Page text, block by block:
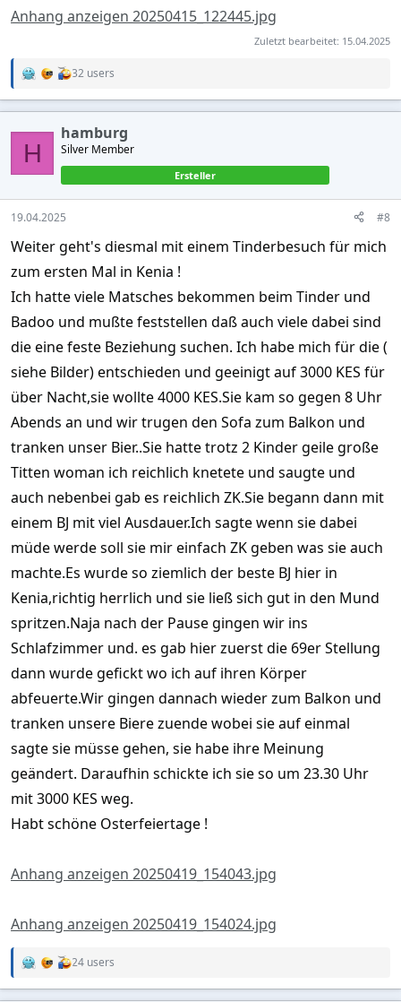
Anhang anzeigen 20250415_122445.jpg
Zuletzt bearbeitet: 15.04.2025
R
t
o
n
32 users
H
hamburg
Silver Member
Ersteller
19.04.2025 #8
Weiter geht's diesmal mit einem Tinderbesuch für mich
zum ersten Mal in Kenia !
Ich hatte viele Matsches bekommen beim Tinder und
Badoo und mußte feststellen daß auch viele dabei sind
die eine feste Beziehung suchen. Ich habe mich für die (
siehe Bilder) entschieden und geeinigt auf 3000 KES für
über Nacht,sie wollte 4000 KES.Sie kam so gegen 8 Uhr
Abends an und wir trugen den Sofa zum Balkon und
tranken unser Bier..Sie hatte trotz 2 Kinder geile große
Titten woman ich reichlich knetete und saugte und
auch nebenbei gab es reichlich ZK.Sie begann dann mit
einem BJ mit viel Ausdauer.Ich sagte wenn sie dabei
müde werde soll sie mir einfach ZK geben was sie auch
machte.Es wurde so ziemlich der beste BJ hier in
Kenia,richtig herrlich und sie ließ sich gut in den Mund
spritzen.Naja nach der Pause gingen wir ins
Schlafzimmer und. es gab hier zuerst die 69er Stellung
dann wurde gefickt wo ich auf ihren Körper
abfeuerte.Wir gingen dannach wieder zum Balkon und
tranken unsere Biere zuende wobei sie auf einmal
sagte sie müsse gehen, sie habe ihre Meinung
geändert. Daraufhin schickte ich sie so um 23.30 Uhr
mit 3000 KES weg.
Habt schöne Osterfeiertage !
Anhang anzeigen 20250419_154043.jpg
Anhang anzeigen 20250419_154024.jpg
R
24 users